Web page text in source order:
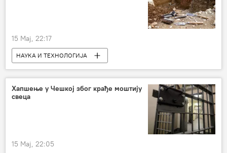
15 Мај, 22:17
НАУКА И ТЕХНОЛОГИЈА
Наука и технологија
Друштво
Археологија
Хапшење у Чешкој због крађе моштију
свеца
15 Мај, 22:05